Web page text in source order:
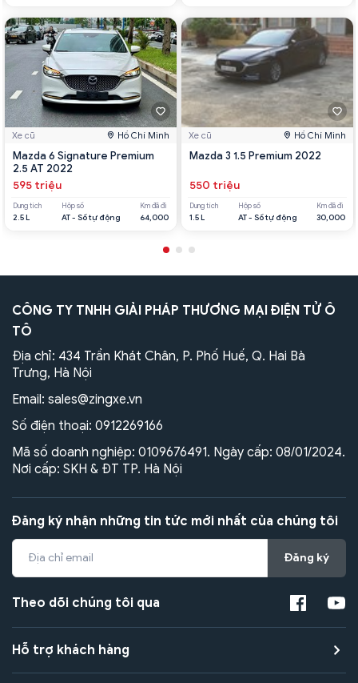
Xe cũ Hồ Chí Minh
Mazda 6 Signature Premium
2.5 AT 2022
595 triệu
Dung tích
2.5 L
Hộp số
AT - Số tự động
Km đã đi
64,000
Xe cũ Hồ Chí Minh
Mazda 3 1.5 Premium 2022
550 triệu
Dung tích
1.5 L
Hộp số
AT - Số tự động
Km đã đi
30,000
CÔNG TY TNHH GIẢI PHÁP THƯƠNG MẠI ĐIỆN TỬ Ô
TÔ
Địa chỉ: 434 Trần Khát Chân, P. Phố Huế, Q. Hai Bà
Trưng, Hà Nội
Email: sales@zingxe.vn
Số điện thoại: 0912269166
Mã số doanh nghiệp: 0109676491. Ngày cấp: 08/01/2024.
Nơi cấp: SKH & ĐT TP. Hà Nội
Đăng ký nhận những tin tức mới nhất của chúng tôi
Đăng ký
Theo dõi chúng tôi qua
Hỗ trợ khách hàng